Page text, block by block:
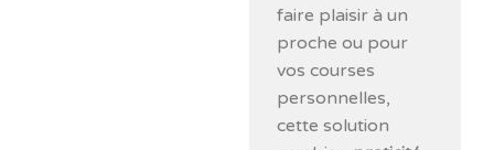
faire plaisir à un
proche ou pour
vos courses
personnelles,
cette solution